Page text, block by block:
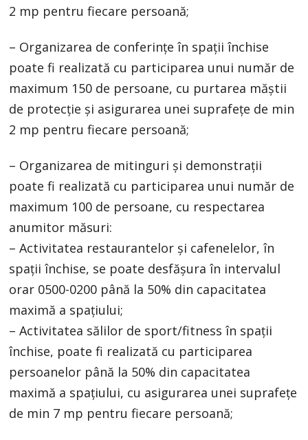
2 mp pentru fiecare persoană;
– Organizarea de conferințe în spații închise
poate fi realizată cu participarea unui număr de
maximum 150 de persoane, cu purtarea măștii
de protecție și asigurarea unei suprafețe de min
2 mp pentru fiecare persoană;
– Organizarea de mitinguri și demonstrații
poate fi realizată cu participarea unui număr de
maximum 100 de persoane, cu respectarea
anumitor măsuri:
– Activitatea restaurantelor și cafenelelor, în
spații închise, se poate desfășura în intervalul
orar 0500-0200 până la 50% din capacitatea
maximă a spațiului;
– Activitatea sălilor de sport/fitness în spații
închise, poate fi realizată cu participarea
persoanelor până la 50% din capacitatea
maximă a spațiului, cu asigurarea unei suprafețe
de min 7 mp pentru fiecare persoană;